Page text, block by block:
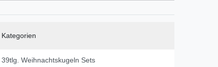
Kategorien
39tlg. Weihnachtskugeln Sets